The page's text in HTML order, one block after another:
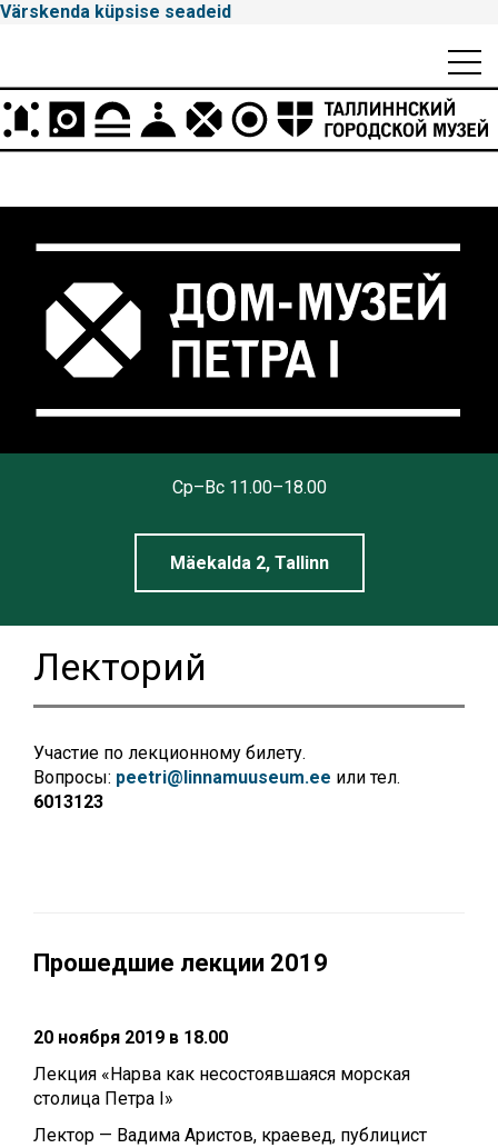
Värskenda küpsise seadeid
Peamenüü
Cp–Вс 11.00–18.00
Mäekalda 2, Tallinn
Лекторий
Участие по лекционному билету.
Вопросы: peetri@linnamuuseum.ee или тел.
6013123
Прошедшие лекции 2019
20 ноября 2019 в 18.00
Лекция «Нарва как несостоявшаяся морская
столица Петра I»
Лектор — Вадима Аристов, краевед, публицист